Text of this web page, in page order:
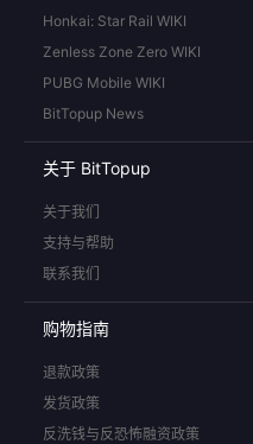
Honkai: Star Rail WIKI
Zenless Zone Zero WIKI
PUBG Mobile WIKI
BitTopup News
关于 BitTopup
关于我们
支持与帮助
联系我们
购物指南
退款政策
发货政策
反洗钱与反恐怖融资政策